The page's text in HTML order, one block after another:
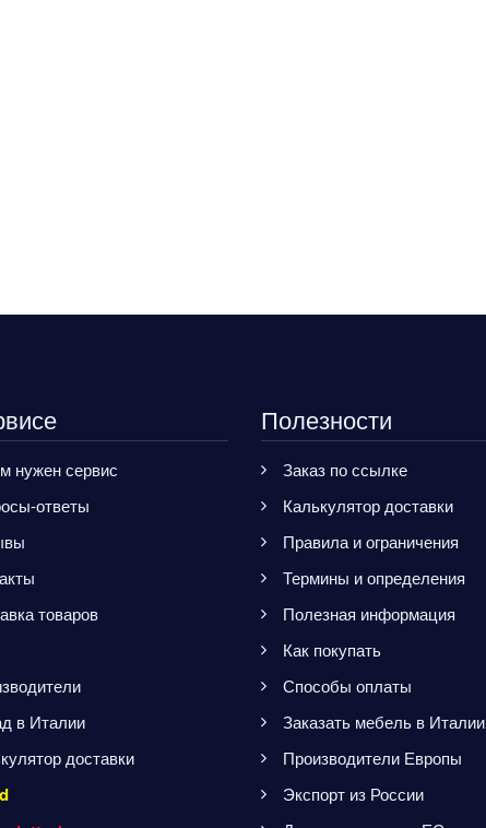
нужен сервис
ответы
товаров
в Италии
доставки
Полезности
Заказ по ссылке
Калькулятор доставки
Правила и ограничения
Термины и определения
Полезная информация
Как покупать
Способы оплаты
Заказать мебель в Италии
Производители Европы
Экспорт из России